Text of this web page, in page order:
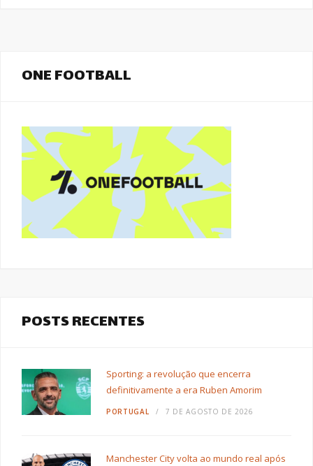
ONE FOOTBALL
POSTS RECENTES
Sporting: a revolução que encerra
definitivamente a era Ruben Amorim
PORTUGAL 7 DE AGOSTO DE 2026
Manchester City volta ao mundo real após